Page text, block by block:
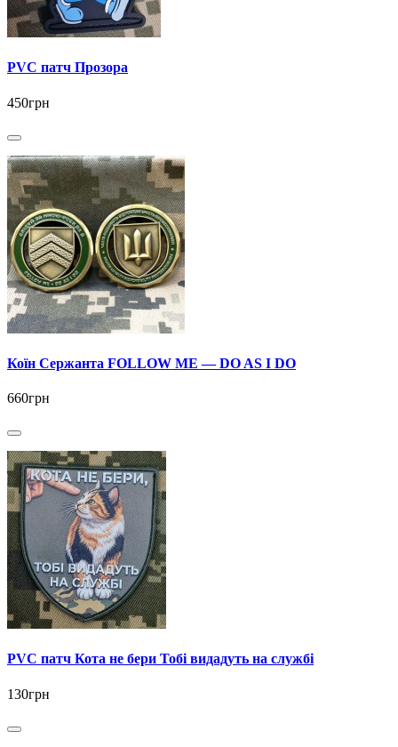
PVC патч Прозора
450грн
Коїн Сержанта FOLLOW ME — DO AS I DO
660грн
PVC патч Кота не бери Тобі видадуть на службі
130грн